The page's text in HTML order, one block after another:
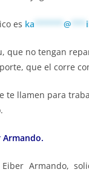
es ka @
que no tengan
que el corre
te llamen para
Armando.
Armando,